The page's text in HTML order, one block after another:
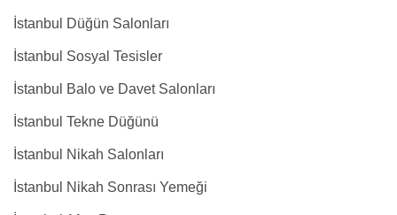
İstanbul Düğün Salonları
İstanbul Sosyal Tesisler
İstanbul Balo ve Davet Salonları
İstanbul Tekne Düğünü
İstanbul Nikah Salonları
İstanbul Nikah Sonrası Yemeği